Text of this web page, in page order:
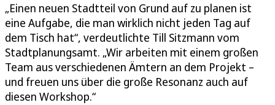
„Einen neuen Stadtteil von Grund auf zu planen ist
eine Aufgabe, die man wirklich nicht jeden Tag auf
dem Tisch hat“, verdeutlichte Till Sitzmann vom
Stadtplanungsamt. „Wir arbeiten mit einem großen
Team aus verschiedenen Ämtern an dem Projekt –
und freuen uns über die große Resonanz auch auf
diesen Workshop.“